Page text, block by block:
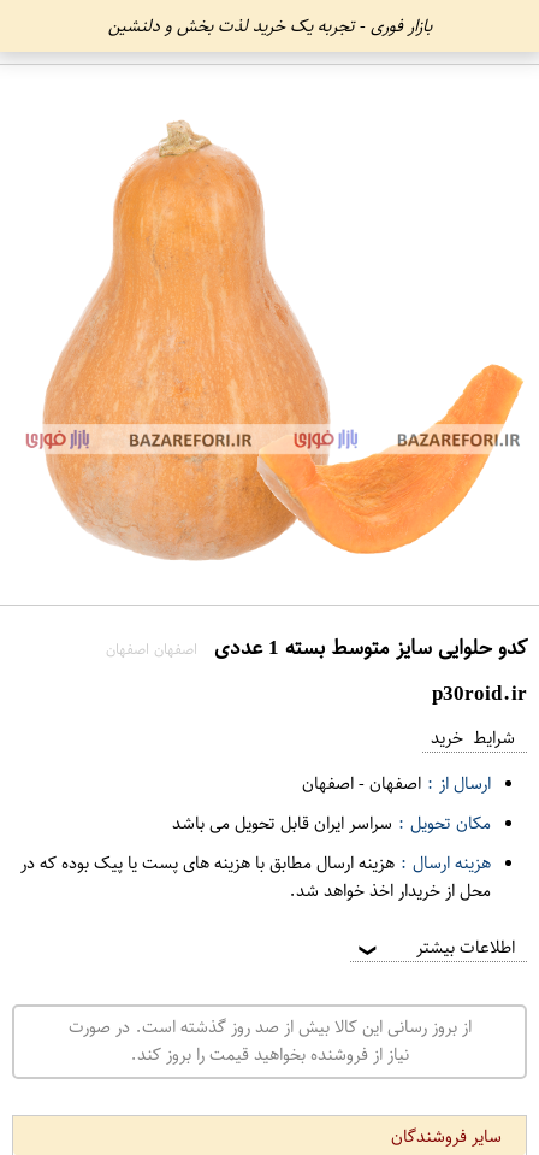
بازار فوری - تجربه یک خرید لذت بخش و دلنشین
کدو حلوایی سایز متوسط بسته 1 عددی اصفهان اصفهان
p30roid.ir
شرایط خرید
ارسال از : اصفهان-اصفهان
مکان تحویل : سراسر ایران قابل تحویل می باشد
هزینه ارسال : هزینه ارسال مطابق با هزینه های پست یا پیک بوده که در
محل از خریدار اخذ خواهد شد.
اطلاعات بیشتر ❯
از بروز رسانی این کالا بیش از صد روز گذشته است. در صورت
نیاز از فروشنده بخواهید قیمت را بروز کند.
سایر فروشندگان